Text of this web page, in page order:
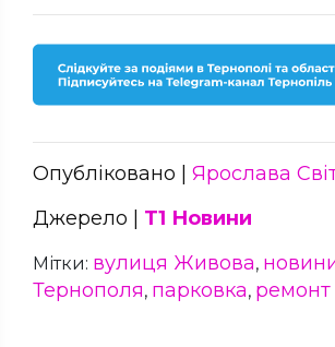
Опубліковано | Ярослава
Джерело | Т1 Новини
Мітки: вулиця Живова,
Тернополя, парковка, ремонт